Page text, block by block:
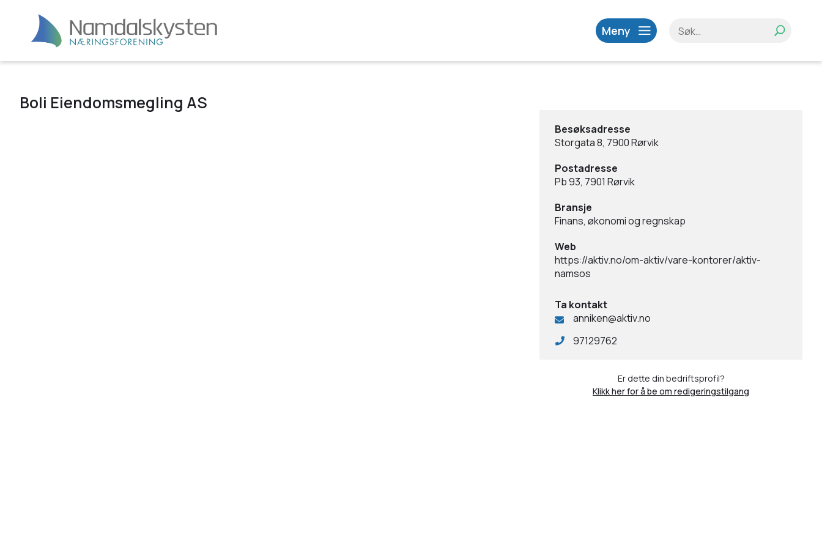
Meny
Boli Eiendomsmegling AS
Besøksadresse
Storgata 8, 7900 Rørvik
Postadresse
Pb 93, 7901 Rørvik
Bransje
Finans, økonomi og regnskap
Web
https://aktiv.no/om-aktiv/vare-kontorer/aktiv-
namsos
Ta kontakt
anniken@aktiv.no
97129762
Er dette din bedriftsprofil?
Klikk her for å be om redigeringstilgang